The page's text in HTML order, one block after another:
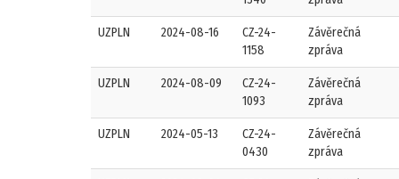
UZPLN 2024-08-16
CZ-24-
1158
Závěrečná
zpráva
UZPLN 2024-08-09
CZ-24-
1093
Závěrečná
zpráva
UZPLN 2024-05-13
CZ-24-
0430
Závěrečná
zpráva